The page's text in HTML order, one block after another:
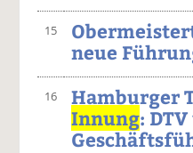
15
neue
16
Hamburger
Innung: